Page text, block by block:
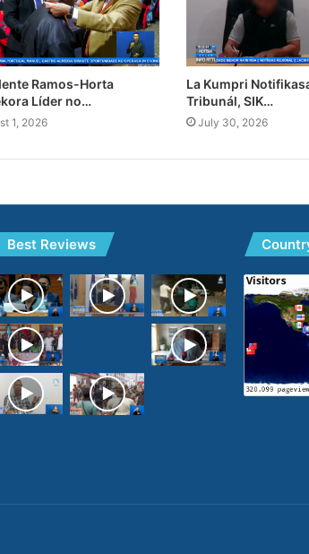
Ramos-Horta
Líder no…
1, 2026
La Kumpri
Tribunál, SIK…
July 30, 2026
Best Reviews